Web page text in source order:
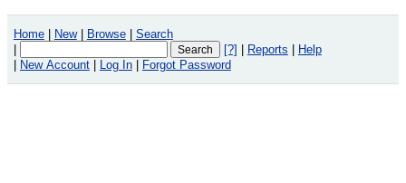
Home New Browse
Search
[?] Reports
Help
New Account Log In Forgot Password